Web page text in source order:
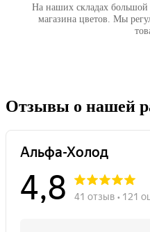
На наших складах большой
магазина цветов. Мы
Отзывы о нашей